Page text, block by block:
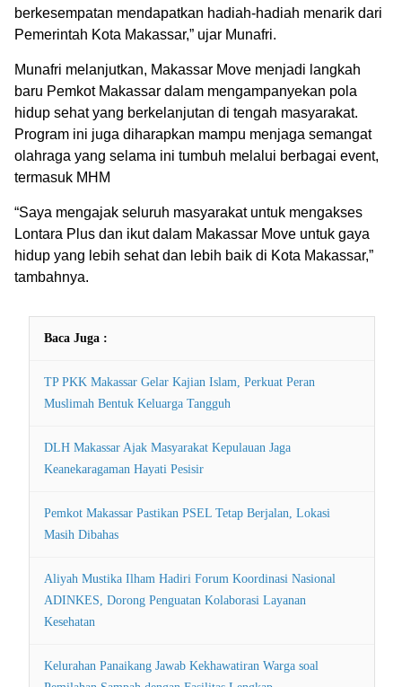
berkesempatan mendapatkan hadiah-hadiah menarik dari
Pemerintah Kota Makassar,” ujar Munafri.
Munafri melanjutkan, Makassar Move menjadi langkah
baru Pemkot Makassar dalam mengampanyekan pola
hidup sehat yang berkelanjutan di tengah masyarakat.
Program ini juga diharapkan mampu menjaga semangat
olahraga yang selama ini tumbuh melalui berbagai event,
termasuk MHM
“Saya mengajak seluruh masyarakat untuk mengakses
Lontara Plus dan ikut dalam Makassar Move untuk gaya
hidup yang lebih sehat dan lebih baik di Kota Makassar,”
tambahnya.
Baca Juga :
TP PKK Makassar Gelar Kajian Islam, Perkuat Peran
Muslimah Bentuk Keluarga Tangguh
DLH Makassar Ajak Masyarakat Kepulauan Jaga
Keanekaragaman Hayati Pesisir
Pemkot Makassar Pastikan PSEL Tetap Berjalan, Lokasi
Masih Dibahas
Aliyah Mustika Ilham Hadiri Forum Koordinasi Nasional
ADINKES, Dorong Penguatan Kolaborasi Layanan
Kesehatan
Kelurahan Panaikang Jawab Kekhawatiran Warga soal